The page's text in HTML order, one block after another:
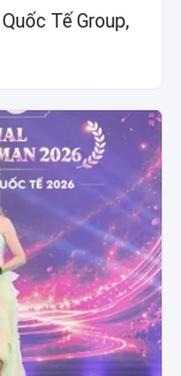
Tế Group,